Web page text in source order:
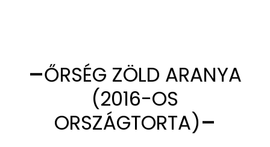
ŐRSÉG ZÖLD ARANYA
(2016-OS
ORSZÁGTORTA)